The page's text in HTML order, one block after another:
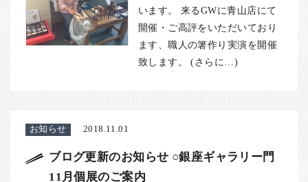
店舗紹介
お問い合わせ
います。 来るGWに青山店にて
開催・ご高評をいただいており
ます、職人の箸作り実演を開催
致します。 (さらに…)
お知らせ 2018.11.01
ブログ更新のお知らせ ○銀座ギャラリー門
11月個展のご案内